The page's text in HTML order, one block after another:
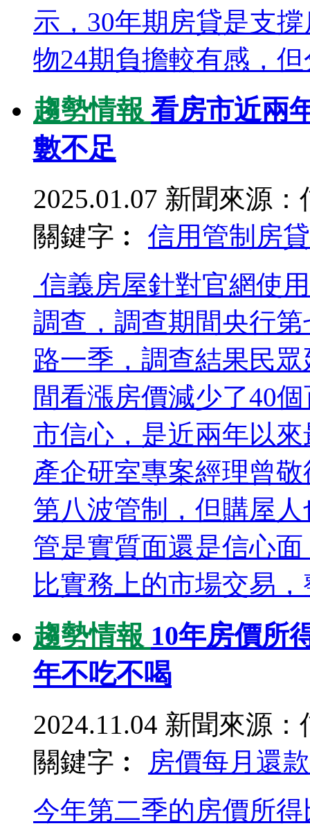
示，30年期房貸是支
物24期負擔較有感，
趨勢情報 看房市近兩
數不足
2025.01.07 新聞來源：
關鍵字︰ 信用管制 房貸
信義房屋針對官網使
調查，調查期間央行
路一季，調查結果民
間看漲房價減少了40
市信心，是近兩年以
產企研室專案經理曾
第八波管制，但購屋
管是實質面還是信心
比實務上的市場交易，
趨勢情報 10年房價所
年不吃不喝
2024.11.04 新聞來源：
關鍵字︰
房價每月還款
今年第二季的房價所